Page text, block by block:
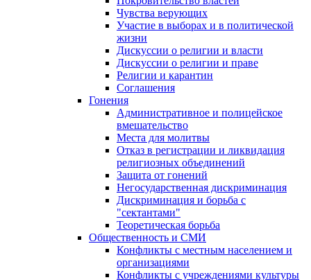
Чувства верующих
Участие в выборах и в политической
жизни
Дискуссии о религии и власти
Дискуссии о религии и праве
Религии и карантин
Соглашения
Гонения
Административное и полицейское
вмешательство
Места для молитвы
Отказ в регистрации и ликвидация
религиозных объединений
Защита от гонений
Негосударственная дискриминация
Дискриминация и борьба с
"сектантами"
Теоретическая борьба
Общественность и СМИ
Конфликты с местным населением и
организациями
Конфликты с учреждениями культуры